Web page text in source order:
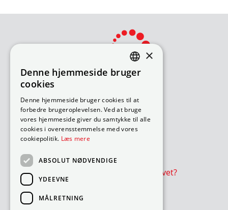
Bliv avisomdeler
Sådan søger du job
Ledige ruter – under 18 år
Ledige ruter – over 18 år
Værd at vide
Er avisen eller reklamer udeblevet?
Cookie- og privatlivspolitik
DANISH
×
Denne hjemmeside bruger
cookies
Denne hjemmeside bruger cookies til at
forbedre brugeroplevelsen. Ved at bruge
vores hjemmeside giver du samtykke til alle
cookies i overensstemmelse med vores
cookiepolitik. Læs mere
ABSOLUT NØDVENDIGE
YDEEVNE
MÅLRETNING